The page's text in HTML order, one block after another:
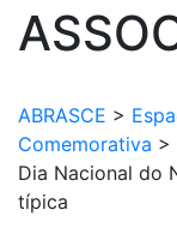
ABRASCE >
Comemorativa >
Dia Nacional do
típica